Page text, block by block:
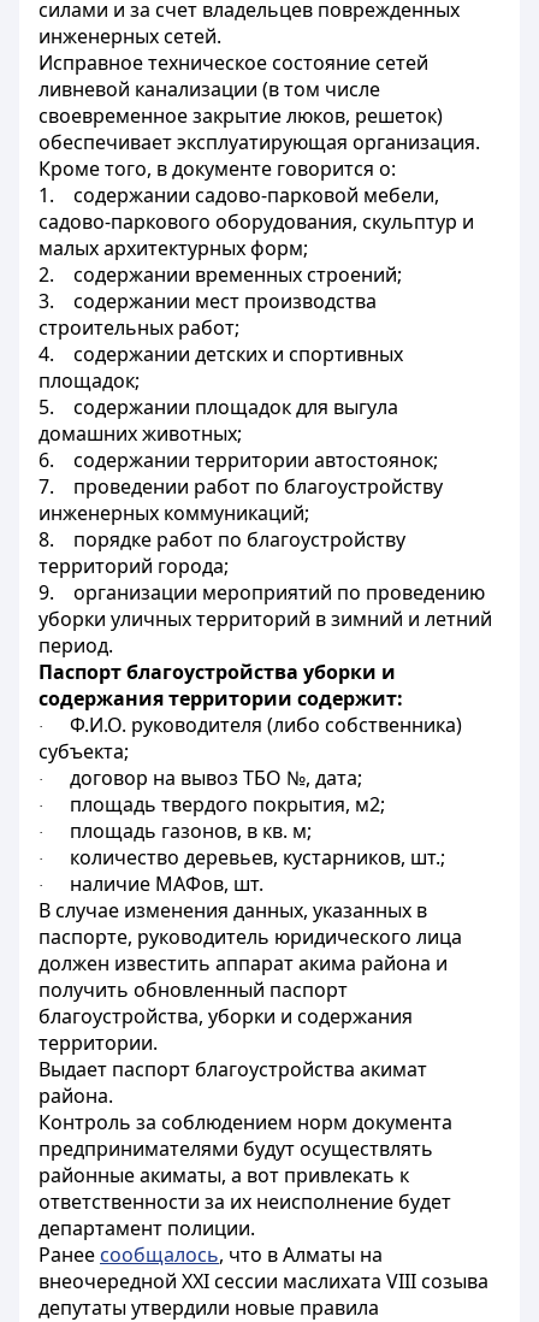
силами и за счет владельцев поврежденных
инженерных сетей.
Исправное техническое состояние сетей
ливневой канализации (в том числе
своевременное закрытие люков, решеток)
обеспечивает эксплуатирующая организация.
Кроме того, в документе говорится о:
1.
содержании садово-парковой мебели,
садово-паркового оборудования, скульптур и
малых архитектурных форм;
2.
содержании временных строений;
3.
содержании мест производства
строительных работ;
4.
содержании детских и спортивных
площадок;
5.
содержании площадок для выгула
домашних животных;
6.
содержании территории автостоянок;
7.
проведении работ по благоустройству
инженерных коммуникаций;
8.
порядке работ по благоустройству
территорий города;
9.
организации мероприятий по проведению
уборки уличных территорий в зимний и летний
период.
Паспорт благоустройства уборки и
содержания территории содержит:
·
Ф.И.О. руководителя (либо собственника)
субъекта;
· договор на вывоз ТБО №, дата;
· площадь твердого покрытия, м2;
· площадь газонов, в кв. м;
· количество деревьев, кустарников, шт.;
·
наличие МАФов, шт.
В случае изменения данных, указанных в
паспорте, руководитель юридического лица
должен известить аппарат акима района и
получить обновленный паспорт
благоустройства, уборки и содержания
территории.
Выдает паспорт благоустройства акимат
района.
Контроль за соблюдением норм документа
предпринимателями будут осуществлять
районные акиматы, а вот привлекать к
ответственности за их неисполнение будет
департамент полиции.
Ранее сообщалось, что в Алматы на
внеочередной ХХІ сессии маслихата VIII созыва
депутаты утвердили новые правила